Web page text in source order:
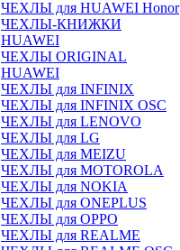
ЧЕХЛЫ для HUAWEI Honor
ЧЕХЛЫ-КНИЖКИ
HUAWEI
ЧЕХЛЫ ORIGINAL
HUAWEI
ЧЕХЛЫ для INFINIX
ЧЕХЛЫ для INFINIX OSC
ЧЕХЛЫ для LENOVO
ЧЕХЛЫ для LG
ЧЕХЛЫ для MEIZU
ЧЕХЛЫ для MOTOROLA
ЧЕХЛЫ для NOKIA
ЧЕХЛЫ для ONEPLUS
ЧЕХЛЫ для OPPO
ЧЕХЛЫ для REALME